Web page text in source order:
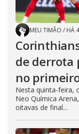
MEU TIMÃO / HÁ
de derrota
no
Nesta quinta-feira,
Neo Química
oitavas de final...